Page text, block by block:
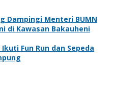
Dampingi Menteri BUMN
di Kawasan Bakauheni
Fun Run dan Sepeda